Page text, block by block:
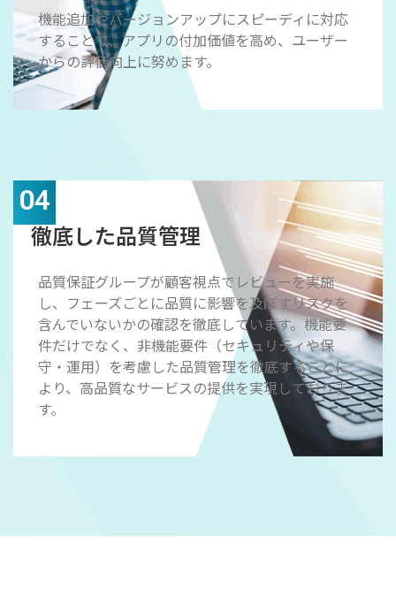
機能追加やバージョンアップにスピーディに対応
することで、アプリの付加価値を高め、ユーザー
からの評価向上に努めます。
04
徹底した品質管理
品質保証グループが顧客視点でレビューを実施
し、フェーズごとに品質に影響を及ぼすリスクを
含んでいないかの確認を徹底しています。機能要
件だけでなく、非機能要件（セキュリティや保
守・運用）を考慮した品質管理を徹底することに
より、高品質なサービスの提供を実現しておりま
す。